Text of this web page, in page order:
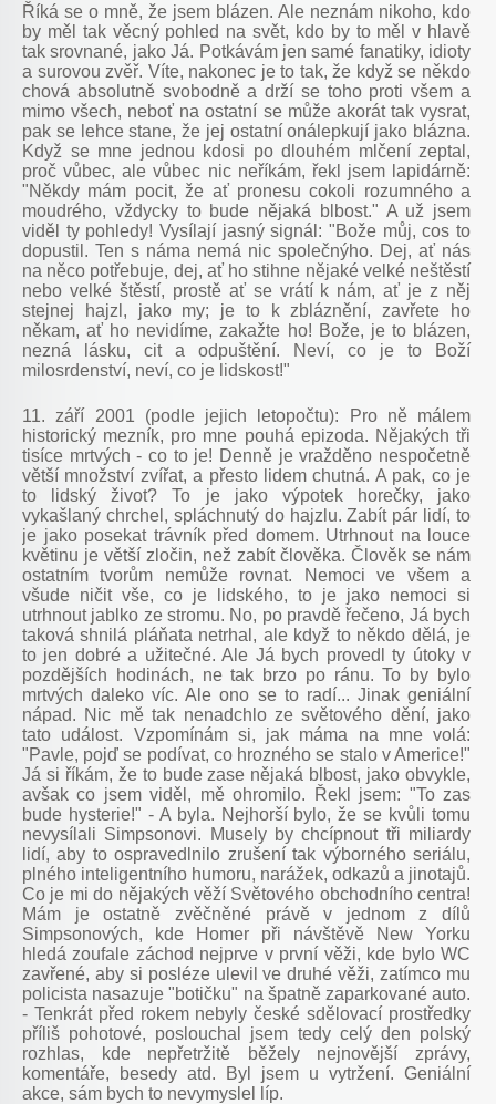
Říká se o mně, že jsem blázen. Ale neznám nikoho, kdo
by měl tak věcný pohled na svět, kdo by to měl v hlavě
tak srovnané, jako Já. Potkávám jen samé fanatiky, idioty
a surovou zvěř. Víte, nakonec je to tak, že když se někdo
chová absolutně svobodně a drží se toho proti všem a
mimo všech, neboť na ostatní se může akorát tak vysrat,
pak se lehce stane, že jej ostatní onálepkují jako blázna.
Když se mne jednou kdosi po dlouhém mlčení zeptal,
proč vůbec, ale vůbec nic neříkám, řekl jsem lapidárně:
"Někdy mám pocit, že ať pronesu cokoli rozumného a
moudrého, vždycky to bude nějaká blbost." A už jsem
viděl ty pohledy! Vysílají jasný signál: "Bože můj, cos to
dopustil. Ten s náma nemá nic společnýho. Dej, ať nás
na něco potřebuje, dej, ať ho stihne nějaké velké neštěstí
nebo velké štěstí, prostě ať se vrátí k nám, ať je z něj
stejnej hajzl, jako my; je to k zbláznění, zavřete ho
někam, ať ho nevidíme, zakažte ho! Bože, je to blázen,
nezná lásku, cit a odpuštění. Neví, co je to Boží
milosrdenství, neví, co je lidskost!"
11. září 2001 (podle jejich letopočtu): Pro ně málem
historický mezník, pro mne pouhá epizoda. Nějakých tři
tisíce mrtvých - co to je! Denně je vražděno nespočetně
větší množství zvířat, a přesto lidem chutná. A pak, co je
to lidský život? To je jako výpotek horečky, jako
vykašlaný chrchel, spláchnutý do hajzlu. Zabít pár lidí, to
je jako posekat trávník před domem. Utrhnout na louce
květinu je větší zločin, než zabít člověka. Člověk se nám
ostatním tvorům nemůže rovnat. Nemoci ve všem a
všude ničit vše, co je lidského, to je jako nemoci si
utrhnout jablko ze stromu. No, po pravdě řečeno, Já bych
taková shnilá pláňata netrhal, ale když to někdo dělá, je
to jen dobré a užitečné. Ale Já bych provedl ty útoky v
pozdějších hodinách, ne tak brzo po ránu. To by bylo
mrtvých daleko víc. Ale ono se to radí... Jinak geniální
nápad. Nic mě tak nenadchlo ze světového dění, jako
tato událost. Vzpomínám si, jak máma na mne volá:
"Pavle, pojď se podívat, co hrozného se stalo v Americe!"
Já si říkám, že to bude zase nějaká blbost, jako obvykle,
avšak co jsem viděl, mě ohromilo. Řekl jsem: "To zas
bude hysterie!" - A byla. Nejhorší bylo, že se kvůli tomu
nevysílali Simpsonovi. Musely by chcípnout tři miliardy
lidí, aby to ospravedlnilo zrušení tak výborného seriálu,
plného inteligentního humoru, narážek, odkazů a jinotajů.
Co je mi do nějakých věží Světového obchodního centra!
Mám je ostatně zvěčněné právě v jednom z dílů
Simpsonových, kde Homer při návštěvě New Yorku
hledá zoufale záchod nejprve v první věži, kde bylo WC
zavřené, aby si posléze ulevil ve druhé věži, zatímco mu
policista nasazuje "botičku" na špatně zaparkované auto.
- Tenkrát před rokem nebyly české sdělovací prostředky
příliš pohotové, poslouchal jsem tedy celý den polský
rozhlas, kde nepřetržitě běžely nejnovější zprávy,
komentáře, besedy atd. Byl jsem u vytržení. Geniální
akce, sám bych to nevymyslel líp.